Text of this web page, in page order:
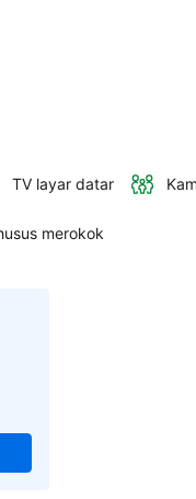
TV layar datar
merokok